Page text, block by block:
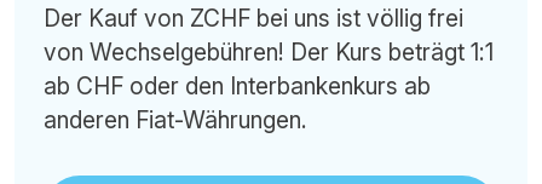
Der Kauf von ZCHF bei uns ist völlig frei
von Wechselgebühren! Der Kurs beträgt 1:1
ab CHF oder den Interbankenkurs ab
anderen Fiat-Währungen.